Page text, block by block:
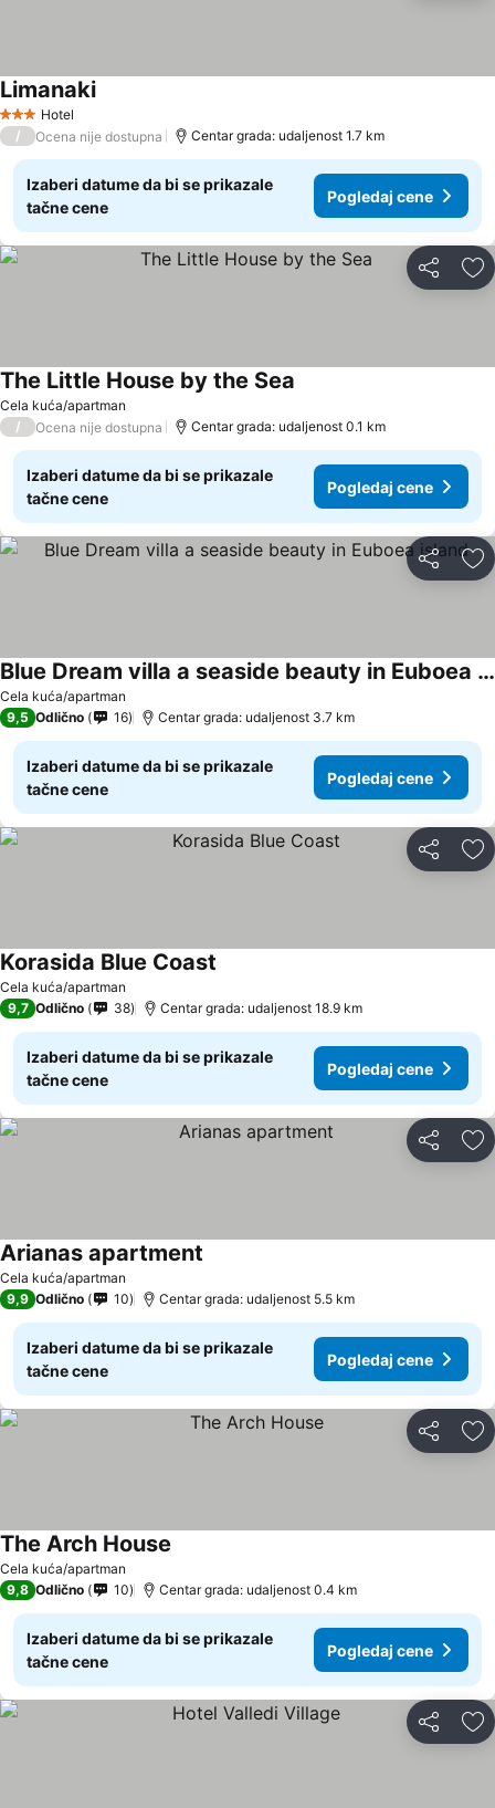
3 Zvezdice
Hotel
LimanakiPogledaj cene
/ Ocena nije dostupna Centar grada: udaljenost 1.7 km
Izaberi datume da bi se prikazale
tačne cene
Pogledaj cene
Deli
Cela kuća/apartman
The Little House by the Sea
/ Ocena nije dostupna Centar grada: udaljenost 0.1 km
Izaberi datume da bi se prikazale
tačne cene
Pogledaj cene
Deli
Cela kuća/apartman
Blue Dream villa a seaside beauty in Euboea island
Pogledaj cene
9,5 Odlično 16 Centar grada: udaljenost 3.7 km
Izaberi datume da bi se prikazale
tačne cene
Pogledaj cene
Deli
Cela kuća/apartman
Korasida Blue Coast
9,7 Odlično 38 Centar grada: udaljenost 18.9 km
Izaberi datume da bi se prikazale
tačne cene
Pogledaj cene
Deli
Cela kuća/apartman
Arianas apartment
9,9 Odlično 10 Centar grada: udaljenost 5.5 km
Izaberi datume da bi se prikazale
tačne cene
Pogledaj cene
Deli
Cela kuća/apartman
The Arch House
9,8 Odlično 10 Centar grada: udaljenost 0.4 km
Izaberi datume da bi se prikazale
tačne cene
Pogledaj cene
Deli